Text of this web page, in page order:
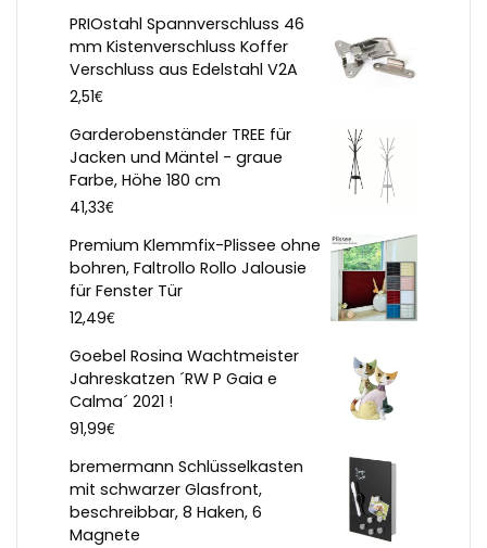
PRIOstahl Spannverschluss 46
mm Kistenverschluss Koffer
Verschluss aus Edelstahl V2A
2,51€
Garderobenständer TREE für
Jacken und Mäntel - graue
Farbe, Höhe 180 cm
41,33€
Premium Klemmfix-Plissee ohne
bohren, Faltrollo Rollo Jalousie
für Fenster Tür
12,49€
Goebel Rosina Wachtmeister
Jahreskatzen ´RW P Gaia e
Calma´ 2021 !
91,99€
bremermann Schlüsselkasten
mit schwarzer Glasfront,
beschreibbar, 8 Haken, 6
Magnete